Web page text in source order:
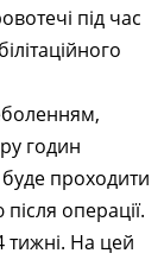
під час
годин
проходити
операції.
тижні. На цей